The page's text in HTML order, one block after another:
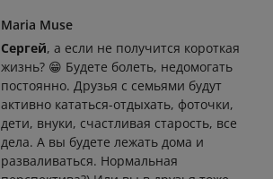
Maria Muse
Сергей, а если не получится короткая
жизнь? 😁 Будете болеть, недомогать
постоянно. Друзья с семьями будут
активно кататься-отдыхать, фоточки,
дети, внуки, счастливая старость, все
дела. А вы будете лежать дома и
разваливаться. Нормальная